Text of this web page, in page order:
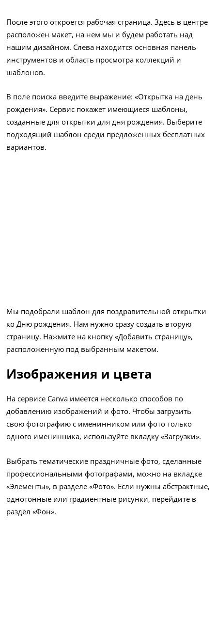
После этого откроется рабочая страница. Здесь в центре
расположен макет, на нем мы и будем работать над
нашим дизайном. Слева находится основная панель
инструментов и область просмотра коллекций и
шаблонов.
В поле поиска введите выражение: «Открытка на день
рождения». Сервис покажет имеющиеся шаблоны,
созданные для открытки для дня рождения. Выберите
подходящий шаблон среди предложенных бесплатных
вариантов.
Мы подобрали шаблон для поздравительной открытки
ко Дню рождения. Нам нужно сразу создать вторую
страницу. Нажмите на кнопку «Добавить страницу»,
расположенную под выбранным макетом.
Изображения и цвета
На сервисе Canva имеется несколько способов по
добавлению изображений и фото. Чтобы загрузить
свою фотографию с именинником или фото только
одного именинника, используйте вкладку «Загрузки».
Выбрать тематические праздничные фото, сделанные
профессиональными фотографами, можно на вкладке
«Элементы», в разделе «Фото». Если нужны абстрактные,
однотонные или градиентные рисунки, перейдите в
раздел «Фон».